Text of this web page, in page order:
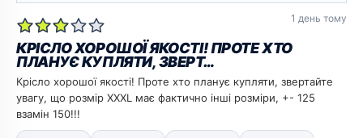
1 день тому
КРІСЛО ХОРОШОЇ ЯКОСТІ! ПРОТЕ ХТО
ПЛАНУЄ КУПЛЯТИ, ЗВЕРТ…
Крісло хорошої якості! Проте хто планує купляти, звертайте
увагу, що розмір XXXL має фактично інші розміри, +- 125
взамін 150!!!